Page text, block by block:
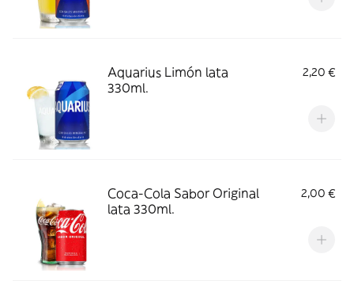
Aquarius Limón lata
330ml.
2,20 €
Coca-Cola Sabor Original
lata 330ml.
2,00 €